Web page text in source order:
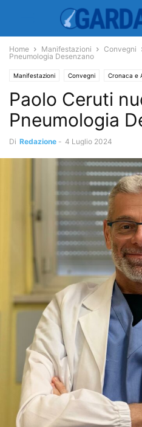
Home Manifestazioni Convegni
Pneumologia Desenzano
Manifestazioni Convegni Cronaca e
Cultura Salute
Paolo Ceruti
Pneumologia
Di Redazione - 4 Luglio 2024